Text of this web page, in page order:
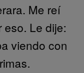
Me reí
Le dije:
viendo con